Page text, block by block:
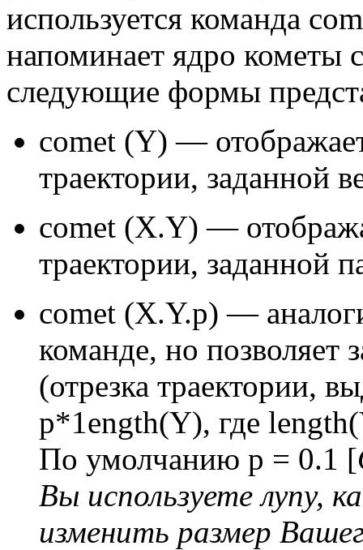
используется команда
напоминает ядро кометы
следующие формы
comet (Y) —
траектории, заданной
comet (X.Y) —
траектории, заданной
comet (X.Y.p) —
команде, но позволяет
(отрезка траектории,
p*1ength(Y), где
По умолчанию р = 0.1 [
Вы используете лупу,
изменить размер